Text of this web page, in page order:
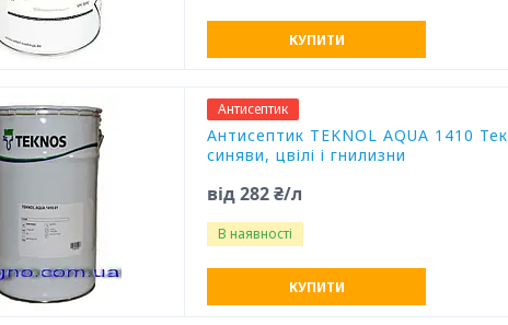
КУПИТИ
Антисептик
Антисептик TEKNOL AQUA 1410
синяви, цвілі і гнилизни
від 282 ₴/л
В наявності
КУПИТИ